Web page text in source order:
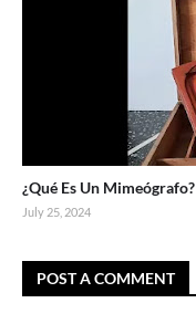
¿Qué Es Un Mimeógrafo?
July 25, 2024
POST A COMMENT